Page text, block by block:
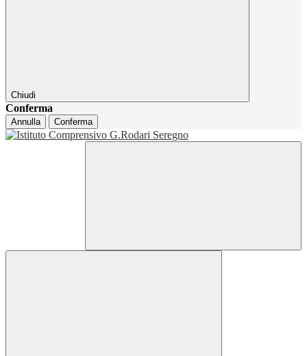
Chiudi
Conferma
Annulla Conferma